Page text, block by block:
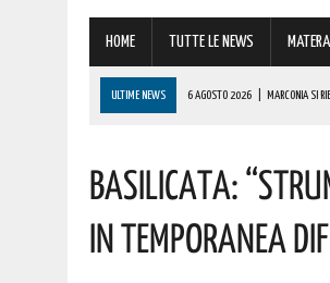
HOME TUTTE LE NEWS MATERA
ULTIME NEWS 6 AGOSTO 2026 MARCONIA SI
TORNA IL ‘METAPONTO BEACH
6 AGOSTO 2026 | VALSINNI CELEBRA LA POETESSA
6 AGOSTO 2026 | A FERRANDINA NUOVE ROTONDE E
Basilicata:
In Temporanea